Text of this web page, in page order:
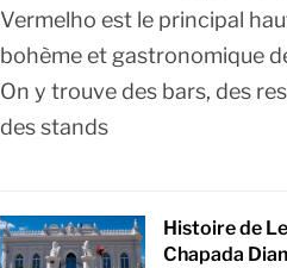
Vermelho est le principal
bohème et gastronomique
On y trouve des bars, des
des stands
Histoire de
Chapada